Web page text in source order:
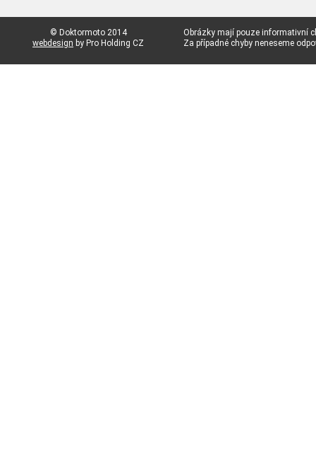
© Doktormoto 2014
webdesign by Pro Holding CZ
Obrázky mají pouze informativní
Za případné chyby neneseme